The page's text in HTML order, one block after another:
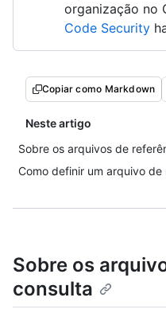
organização no
Code Security
Copiar como Markdown
Neste artigo
Sobre os arquivos de
Como definir um arquivo
Sobre os
consulta